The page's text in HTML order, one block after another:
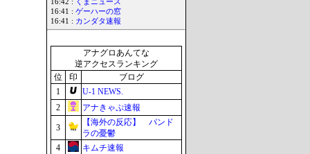
16:42 :
くまニュース
16:41 : ゲーハーの窓
16:41 : カンダタ速報
アナグロあんてな
逆アクセスランキング
位
印
ブログ
1
U-1 NEWS.
2
アナきゃぷ速報
3
【海外の反応】 パンド
ラの憂鬱
4
キムチ速報